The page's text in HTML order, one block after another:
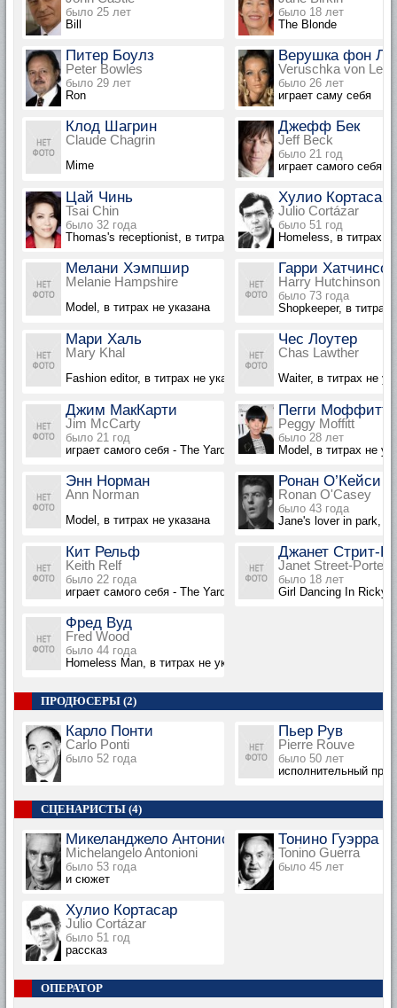
было 25 лет
Bill
было 18 лет
The Blonde
Питер Боулз
Peter Bowles
было 29 лет
Ron
Верушка фон
Veruschka von
было 26 лет
играет саму себя
Клод Шагрин
Claude Chagrin
Mime
Джефф Бек
Jeff Beck
было 21 год
играет самого себя -
Цай Чинь
Tsai Chin
было 32 года
Thomas's receptionist, в титрах не указана
Хулио Кортасар
Julio Cortázar
было 51 год
Homeless, в титрах
Мелани Хэмпшир
Melanie Hampshire
Model, в титрах не указана
Гарри Хатчинсон
Harry Hutchinson
было 73 года
Shopkeeper, в титрах
Мари Халь
Mary Khal
Fashion editor, в титрах не указана
Чес Лоутер
Chas Lawther
Waiter, в титрах не
Джим МакКарти
Jim McCarty
было 21 год
играет самого себя - The Yardbirds, в титрах не указан
Пегги Моффитт
Peggy Moffitt
было 28 лет
Model, в титрах не
Энн Норман
Ann Norman
Model, в титрах не указана
Ронан О’Кейси
Ronan O'Casey
было 43 года
Jane's lover in park, в
Кит Рельф
Keith Relf
было 22 года
играет самого себя - The Yardbirds, в титрах не указан
Джанет Стрит-
Janet Street-Porter
было 18 лет
Girl Dancing In Ricky
Фред Вуд
Fred Wood
было 44 года
Homeless Man, в титрах не указан
ПРОДЮСЕРЫ (2)
Карло Понти
Carlo Ponti
было 52 года
Пьер Рув
Pierre Rouve
было 50 лет
исполнительный
СЦЕНАРИСТЫ (4)
Микеланджело Антониони
Michelangelo Antonioni
было 53 года
и сюжет
Тонино Гуэрра
Tonino Guerra
было 45 лет
Хулио Кортасар
Julio Cortázar
было 51 год
рассказ
ОПЕРАТОР